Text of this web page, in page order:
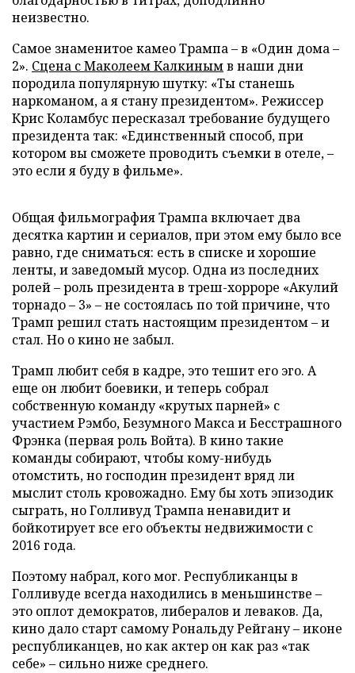
неизвестно.
Самое знаменитое камео Трампа – в «Один дома –
2». Сцена с Маколеем Калкинымв наши дни
породила популярную шутку: «Ты станешь
наркоманом, а я стану президентом». Режиссер
Крис Коламбус пересказал требование будущего
президента так: «Единственный способ, при
котором вы сможете проводить съемки в отеле, –
это если я буду в фильме».
Общая фильмография Трампа включает два
десятка картин и сериалов, при этом ему было все
равно, где сниматься: есть в списке и хорошие
ленты, и заведомый мусор. Одна из последних
ролей – роль президента в треш-хорроре «Акулий
торнадо – 3» – не состоялась по той причине, что
Трамп решил стать настоящим президентом – и
стал. Но о кино не забыл.
Трамп любит себя в кадре, это тешит его эго. А
еще он любит боевики, и теперь собрал
собственную команду «крутых парней» с
участием Рэмбо, Безумного Макса и Бесстрашного
Фрэнка (первая роль Войта). В кино такие
команды собирают, чтобы кому-нибудь
отомстить, но господин президент вряд ли
мыслит столь кровожадно. Ему бы хоть эпизодик
сыграть, но Голливуд Трампа ненавидит и
бойкотирует все его объекты недвижимости с
2016 года.
Поэтому набрал, кого мог. Республиканцы в
Голливуде всегда находились в меньшинстве –
это оплот демократов, либералов и леваков. Да,
кино дало старт самому Рональду Рейгану – иконе
республиканцев, но как актер он как раз «так
себе» – сильно ниже среднего.